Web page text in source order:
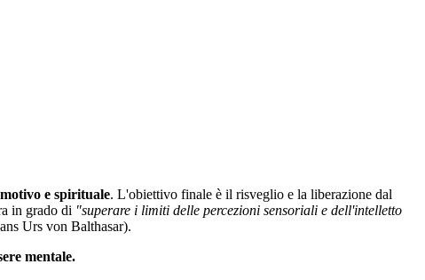
e spirituale. L'obiettivo finale è il risveglio e la liberazione dal
in grado di "superare i limiti delle percezioni sensoriali e dell'intelletto
Urs von Balthasar).
mentale.